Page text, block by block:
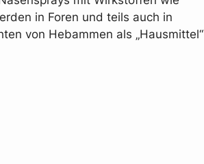
in Foren und teils auch in
von Hebammen als